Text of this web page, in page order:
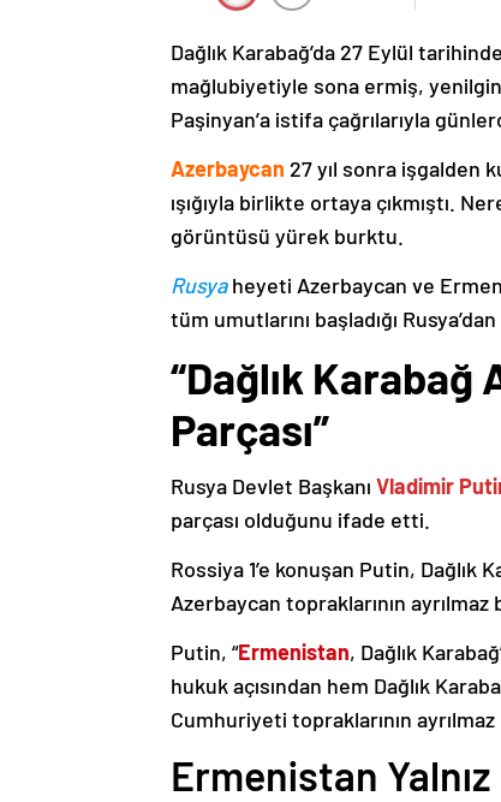
Dağlık Karabağ’da 27 Eylül
mağlubiyetiyle sona ermiş,
Paşinyan’a istifa çağrılarıyla
Azerbaycan 27 yıl sonra işgalden
ışığıyla birlikte ortaya çıkmıştı.
görüntüsü yürek burktu.
Rusyaheyeti Azerbaycan ve
tüm umutlarını başladığı
“Dağlık Karabağ
Parçası”
Rusya Devlet Başkanı Vladimir
parçası olduğunu ifade etti.
Rossiya 1’e konuşan Putin,
Azerbaycan topraklarının
Putin, “Ermenistan, Dağlık
hukuk açısından hem Dağlık
Cumhuriyeti topraklarının
Ermenistan